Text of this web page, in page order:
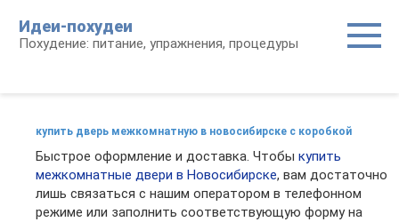
контенту
Идеи-похудеи
Похудение: питание, упражнения, процедуры
купить дверь межкомнатную в новосибирске с коробкой
Быстрое оформление и доставка. Чтобы купить
межкомнатные двери в Новосибирске, вам достаточно
лишь связаться с нашим оператором в телефонном
режиме или заполнить соответствующую форму на